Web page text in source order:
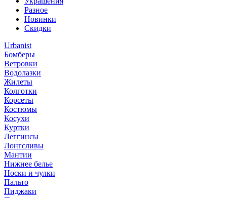
Разное
Новинки
Скидки
Urbanist
Бомберы
Ветровки
Водолазки
Жилеты
Колготки
Корсеты
Костюмы
Косухи
Куртки
Леггинсы
Лонгсливы
Мантии
Нижнее белье
Носки и чулки
Пальто
Пиджаки